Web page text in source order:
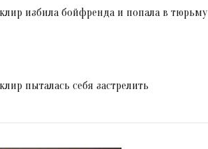
избила бойфренда и попала в тюрьму
пыталась себя застрелить